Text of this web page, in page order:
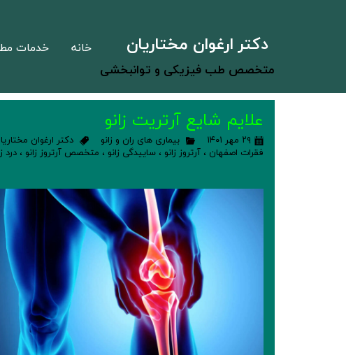
خانه خدمات دکتر ارغوان مختاریان
متخصص طب فیزیکی و توانبخشی
علایم شایع آرتریت زانو
۲۹ مهر ۱۴۰۱ بیماری های ران و زانو دکتر ارغوان
فقرات اصفهان ، آرتروز زانو ، ساییدگی زانو ، متخصص آرتروز زانو ، درد